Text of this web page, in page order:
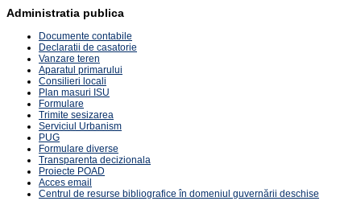
Administratia publica
Documente contabile
Declaratii de casatorie
Vanzare teren
Aparatul primarului
Consilieri locali
Plan masuri ISU
Formulare
Trimite sesizarea
Serviciul Urbanism
PUG
Formulare diverse
Transparenta decizionala
Proiecte POAD
Acces email
Centrul de resurse bibliografice în domeniul guvernării deschise